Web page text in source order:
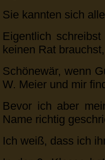
Sie kannten sich
Eigentlich
keinen Rat
Schönewär, wenn
W. Meier und mir
Bevor ich aber
Name richtig
Ich weiß, dass ich